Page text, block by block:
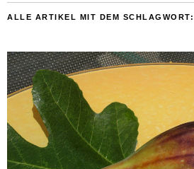
ALLE ARTIKEL MIT DEM SCHLAGWORT: